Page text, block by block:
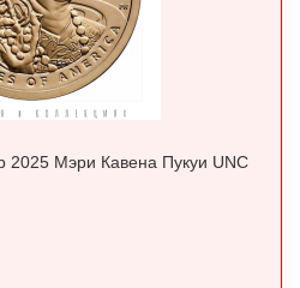
Мэри Кавена Пукуи UNC